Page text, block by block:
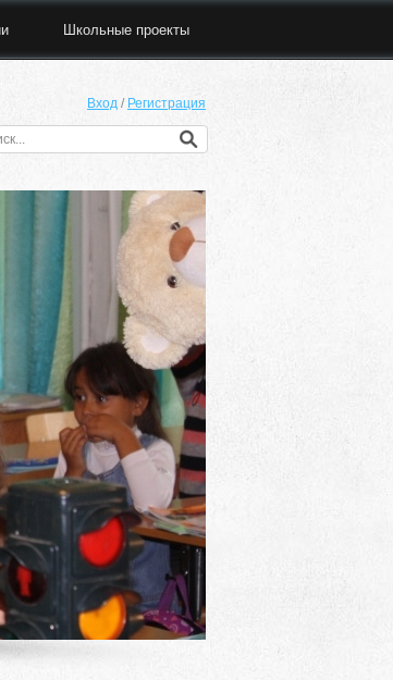
Школьные проекты
Вход / Регистрация